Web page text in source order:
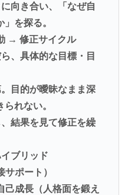
向き合い、「なぜ自
を探る。
→ 修正サイクル
、具体的な目標・目
目的が曖昧なまま深
れない。
結果を見て修正を繰
ブリッド
ポート）
己成長（人格面を鍛え